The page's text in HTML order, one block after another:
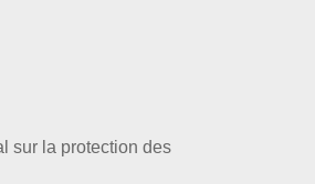
sur la protection des